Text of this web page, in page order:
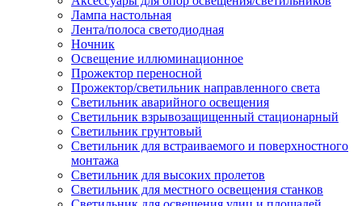
Лампа настольная
Лента/полоса светодиодная
Ночник
Освещение иллюминационное
Прожектор переносной
Прожектор/светильник направленного света
Светильник аварийного освещения
Светильник взрывозащищенный стационарный
Светильник грунтовый
Светильник для встраиваемого и поверхностного
монтажа
Светильник для высоких пролетов
Светильник для местного освещения станков